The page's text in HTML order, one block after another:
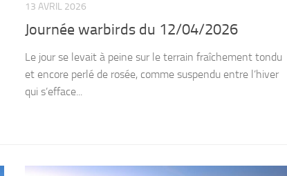
13 AVRIL 2026
Journée warbirds du 12/04/2026
Le jour se levait à peine sur le terrain fraîchement tondu
et encore perlé de rosée, comme suspendu entre l’hiver
qui s’efface...